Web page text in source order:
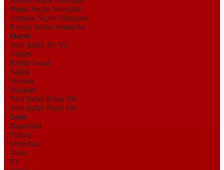
Bursa Seçim Sonuçları
Antalya Seçim Sonuçları
Konya Seçim Sonuçları
Hayat
Yeni Şafak 30. Yıl
Aktüel
Kültür Sanat
Sağlık
Sinema
Seyahat
Yeni Şafak Kitap Eki
Yeni Şafak Pazar Eki
Spor
Basketbol
Futbol
Voleybol
Tenis
F1